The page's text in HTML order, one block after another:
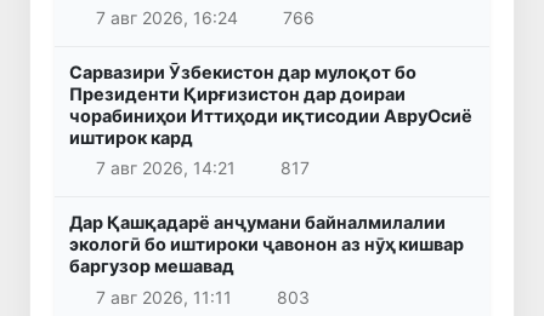
7 авг 2026, 16:24
766
Сарвазири Ӯзбекистон дар мулоқот бо
Президенти Қирғизистон дар доираи
чорабиниҳои Иттиҳоди иқтисодии АвруОсиё
иштирок кард
7 авг 2026, 14:21
817
Дар Қашқадарё анҷумани байналмилалии
экологӣ бо иштироки ҷавонон аз нӯҳ кишвар
баргузор мешавад
7 авг 2026, 11:11
803